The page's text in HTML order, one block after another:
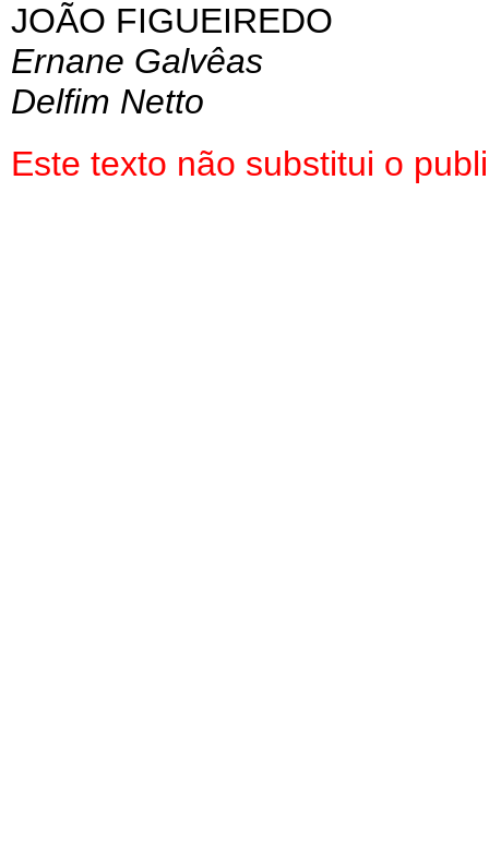
JOÃO FIGUEIREDO
Ernane Galvêas
Delfim Netto
Este texto não substitui o